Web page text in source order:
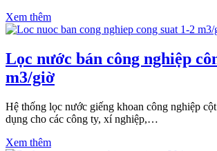
Xem thêm
Lọc nước bán công nghiệp
m3/giờ
Hệ thống lọc nước giếng khoan công nghiệp
dụng cho các công ty, xí nghiệp,…
Xem thêm